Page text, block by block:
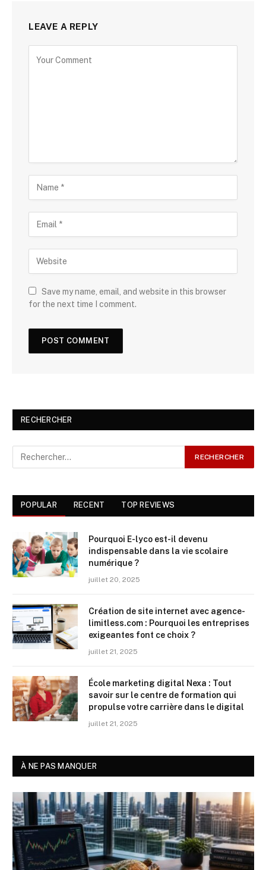
LEAVE A REPLY
Save my name, email, and website in this browser
for the next time I comment.
RECHERCHER
POPULAR RECENT TOP REVIEWS
Pourquoi E-lyco est-il devenu
indispensable dans la vie scolaire
numérique ?
juillet 20, 2025
Création de site internet avec agence-
limitless.com : Pourquoi les entreprises
exigeantes font ce choix ?
juillet 21, 2025
École marketing digital Nexa : Tout
savoir sur le centre de formation qui
propulse votre carrière dans le digital
juillet 21, 2025
À NE PAS MANQUER